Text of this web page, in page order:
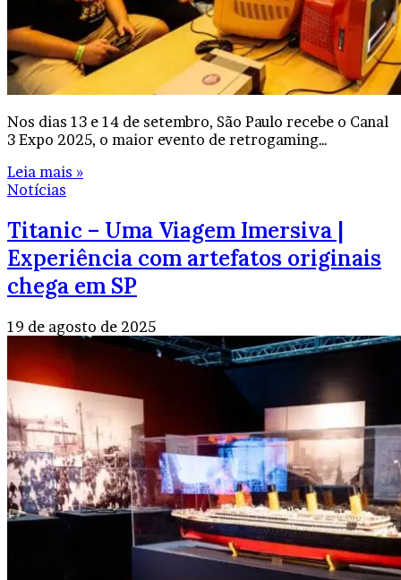
Nos dias 13 e 14 de setembro, São Paulo recebe o Canal
3 Expo 2025, o maior evento de retrogaming…
Leia mais »
Notícias
Titanic – Uma Viagem Imersiva |
Experiência com artefatos originais
chega em SP
19 de agosto de 2025